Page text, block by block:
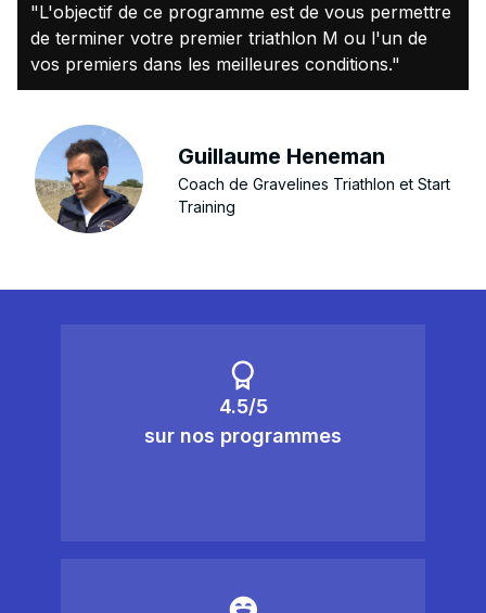
"L'objectif de ce programme est de vous permettre
de terminer votre premier triathlon M ou l'un de
vos premiers dans les meilleures conditions."
Guillaume Heneman
Coach de Gravelines Triathlon et Start
Training
4.5/5
sur nos programmes